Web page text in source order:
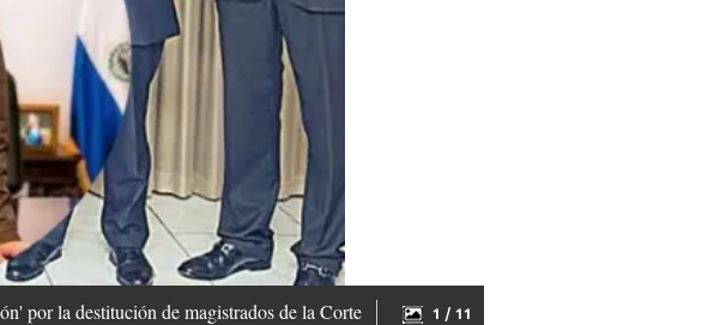
por la destitución de magistrados de la Corte
1 / 11